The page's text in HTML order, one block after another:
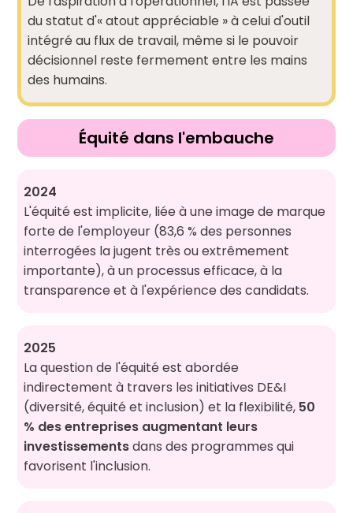
du statut d'« atout appréciable » à celui d'outil
intégré au flux de travail, même si le pouvoir
décisionnel reste fermement entre les mains
des humains.
Équité dans l'embauche
2024
L'équité est implicite, liée à une image de marque
forte de l'employeur (83,6 % des personnes
interrogées la jugent très ou extrêmement
importante), à un processus efficace, à la
transparence et à l'expérience des candidats.
2025
La question de l'équité est abordée
indirectement à travers les initiatives DE&I
(diversité, équité et inclusion) et la flexibilité, 50
% des entreprises augmentant leurs
investissementsdans des programmes qui
favorisent l'inclusion.